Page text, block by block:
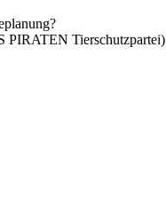
Tierschutzpartei)